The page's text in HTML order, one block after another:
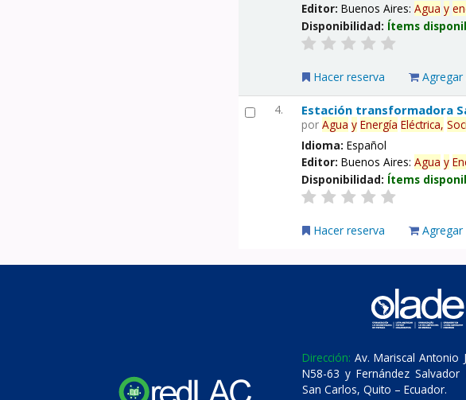
Editor:Buenos Aires:Agua y
Disponibilidad: Ítems
Hacer reserva
4. Estación transformadora
porAgua y Energía Eléctrica,
Idioma:Español
Editor:Buenos Aires:Agua y
Disponibilidad: Ítems
Hacer reserva
Dirección: Av. Mariscal Antonio
N58-63 y Fernández Salvador
San Carlos, Quito – Ecuador.